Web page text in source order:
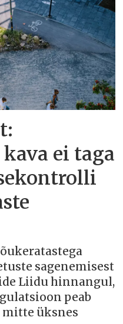
ei taga
sagenemisest
Liidu hinnangul,
peab
üksnes